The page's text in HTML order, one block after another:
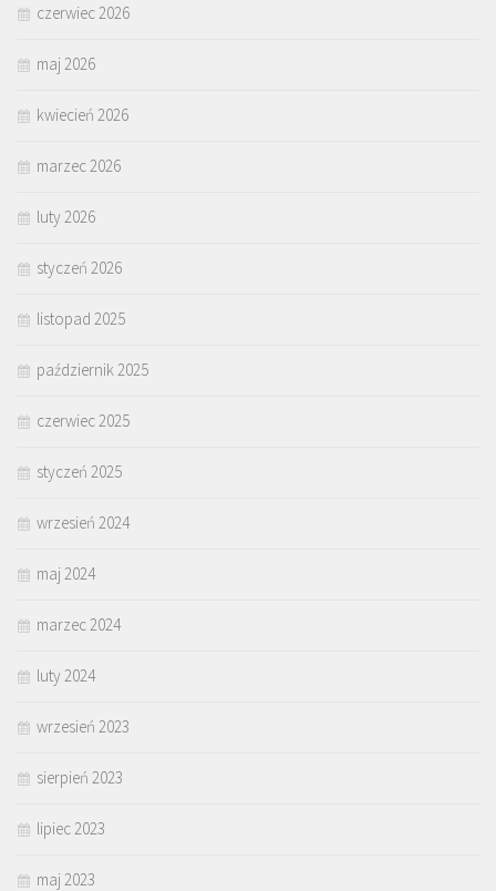
czerwiec 2026
maj 2026
kwiecień 2026
marzec 2026
luty 2026
styczeń 2026
listopad 2025
październik 2025
czerwiec 2025
styczeń 2025
wrzesień 2024
maj 2024
marzec 2024
luty 2024
wrzesień 2023
sierpień 2023
lipiec 2023
maj 2023